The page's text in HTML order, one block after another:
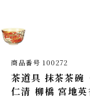
商品番号 100272
茶道具 抹茶茶碗
仁清 柳橋 宮地英